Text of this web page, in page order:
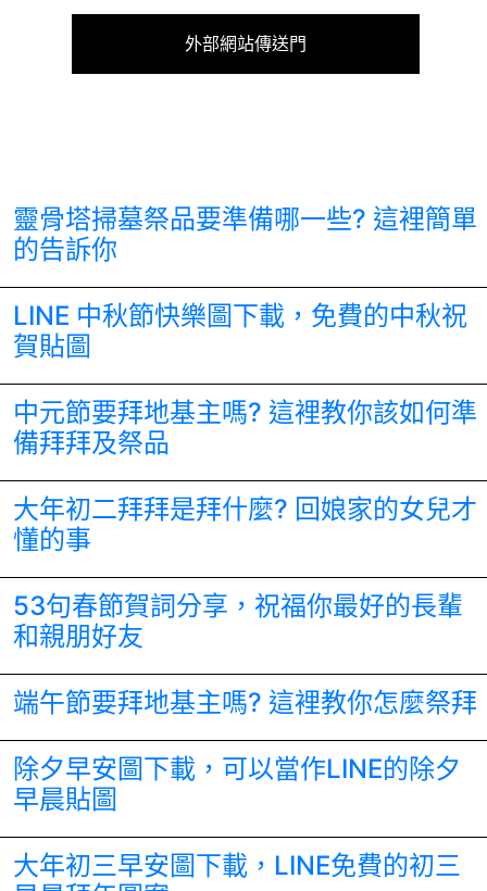
外部網站傳送門
靈骨塔掃墓祭品要準備哪一些? 這裡簡單
的告訴你
LINE 中秋節快樂圖下載，免費的中秋祝
賀貼圖
中元節要拜地基主嗎? 這裡教你該如何準
備拜拜及祭品
大年初二拜拜是拜什麼? 回娘家的女兒才
懂的事
53句春節賀詞分享，祝福你最好的長輩
和親朋好友
端午節要拜地基主嗎? 這裡教你怎麼祭拜
除夕早安圖下載，可以當作LINE的除夕
早晨貼圖
大年初三早安圖下載，LINE免費的初三